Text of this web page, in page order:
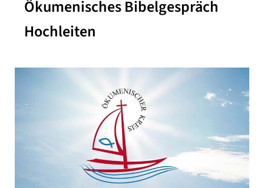
Ökumenisches Bibelgespräch
Hochleiten